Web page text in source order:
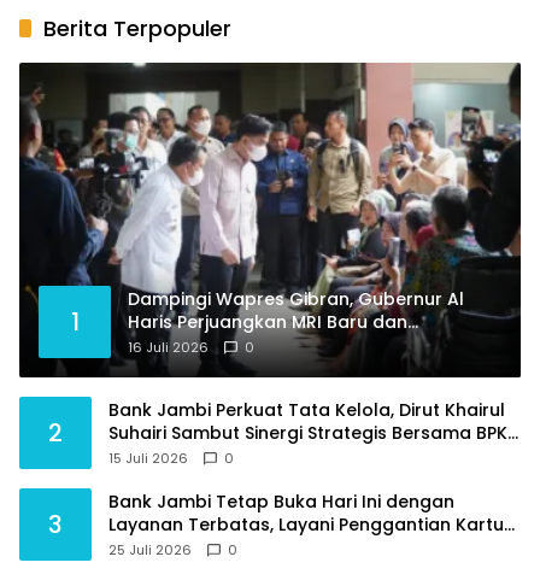
Berita Terpopuler
1
Dampingi Wapres Gibran, Gubernur Al
Haris Perjuangkan MRI Baru dan
Tambahan Dokter Spesialis untuk RSUD
Raden Mattaher
16 Juli 2026 0
2
Bank Jambi Perkuat Tata Kelola, Dirut Khairul
Suhairi Sambut Sinergi Strategis Bersama BPKP
Jambi
15 Juli 2026 0
3
Bank Jambi Tetap Buka Hari Ini dengan
Layanan Terbatas, Layani Penggantian Kartu
ATM dan Perubahan PIN
25 Juli 2026 0